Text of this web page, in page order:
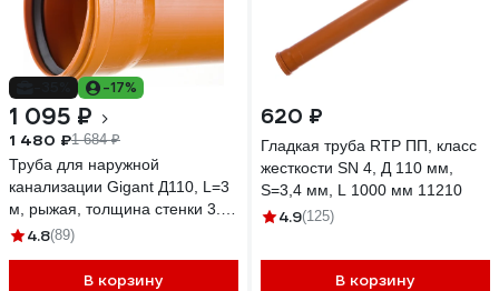
-17%
1 095 ₽
1 480 ₽1 684 ₽
Труба для наружной
канализации Gigant Д110, L=3
м, рыжая, толщина стенки 3.4
мм, класс жесткости SN 4
4.8(89)
В корзину
620 ₽
Гладкая труба RTP ПП, класс
жесткости SN 4, Д 110 мм,
S=3,4 мм, L 1000 мм 11210
4.9(125)
В корзину